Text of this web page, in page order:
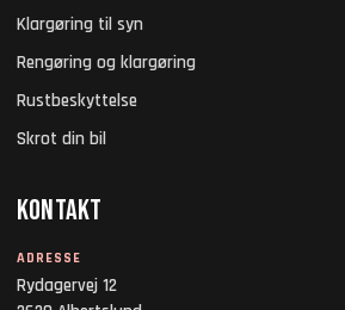
Klargøring til syn
Rengøring og klargøring
Rustbeskyttelse
Skrot din bil
Kontakt
ADRESSE
Rydagervej 12